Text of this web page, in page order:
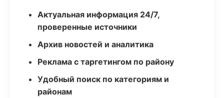
Актуальная информация 24/7,
проверенные источники
Архив новостей и аналитика
Реклама с таргетингом по району
Удобный поиск по категориям и
районам